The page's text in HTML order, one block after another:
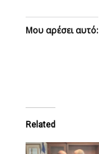
Μου αρέσει αυτό:
Related